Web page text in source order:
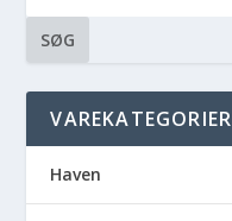
SØG
VAREKATEGORIER
Haven